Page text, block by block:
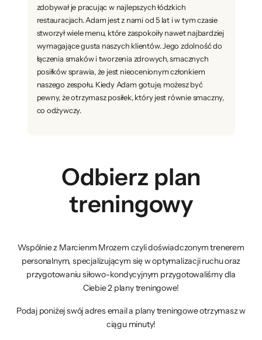
zdobywał je pracując w najlepszych łódzkich
restauracjach. Adam jest z nami od 5 lat i w tym czasie
stworzył wiele menu, które zaspokoiły nawet najbardziej
wymagające gusta naszych klientów. Jego zdolność do
łączenia smaków i tworzenia zdrowych, smacznych
posiłków sprawia, że jest nieocenionym członkiem
naszego zespołu. Kiedy Adam gotuje, możesz być
pewny, że otrzymasz posiłek, który jest równie smaczny,
co odżywczy.
Odbierz plan
treningowy
Wspólnie z Marcienm Mrozem czyli doświadczonym trenerem
personalnym, specjalizującym się w optymalizacji ruchu oraz
przygotowaniu siłowo-kondycyjnym przygotowaliśmy dla
Ciebie 2 plany treningowe!
Podaj poniżej swój adres email a plany treningowe otrzymasz w
ciągu minuty!